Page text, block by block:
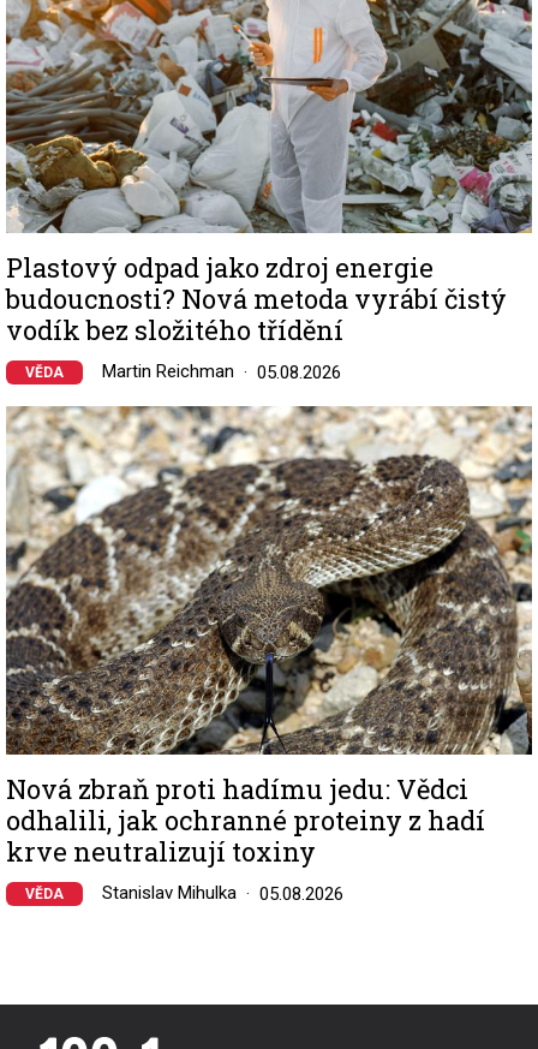
Plastový odpad jako zdroj energie
budoucnosti? Nová metoda vyrábí čistý
vodík bez složitého třídění
VĚDA Martin Reichman 05.08.2026
Image
Nová zbraň proti hadímu jedu: Vědci
odhalili, jak ochranné proteiny z hadí
krve neutralizují toxiny
VĚDA Stanislav Mihulka 05.08.2026